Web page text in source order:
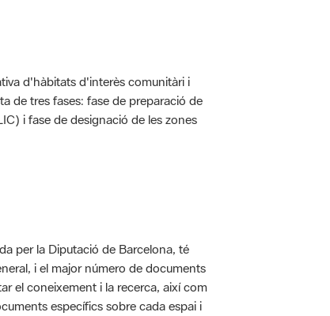
d'hàbitats d'interès comunitàri i
de tres fases: fase de preparació de
i fase de designació de les zones
per la Diputació de Barcelona, té
i el major número de documents
el coneixement i la recerca, així com
específics sobre cada espai i